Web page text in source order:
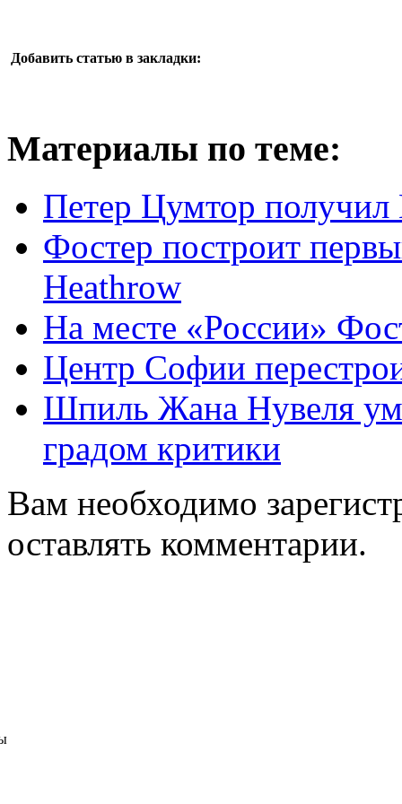
Добавить статью в закладки:
Материалы по теме:
Петер Цумтор
Фостер построит
Heathrow
На месте «России»
Центр Софии
Шпиль Жана Нувеля
градом критики
Вам необходимо
оставлять комментарии.